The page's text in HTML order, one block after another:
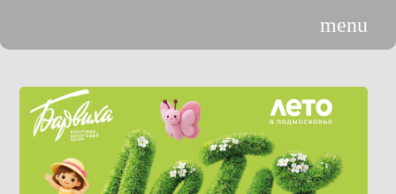
menu